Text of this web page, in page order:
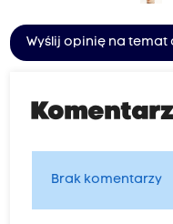
Wyślij opinię na temat
Brak komentarzy